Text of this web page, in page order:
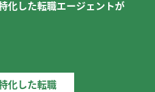
化した転職エージェントが
化した転職